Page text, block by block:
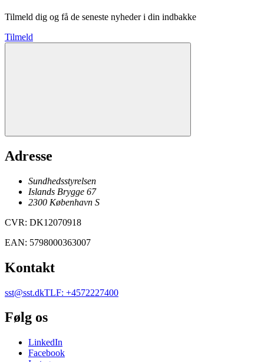
Tilmeld dig og få de seneste nyheder i din indbakke
Tilmeld
Adresse
Sundhedsstyrelsen
Islands Brygge 67
2300 København S
CVR: DK12070918
EAN: 5798000363007
Kontakt
sst@sst.dkTLF: +4572227400
Følg os
LinkedIn
Facebook